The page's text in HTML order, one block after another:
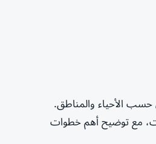
الأحياء والمناطق.
مع توضيح أهم خطوات